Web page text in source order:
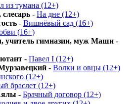
из тумана (12+)
- На дне (12+)
- Вишнёвый сад (16+)
(16+)
учитель гимназии, муж Маши -
- Павел I (12+)
- Волки и овцы (12+)
(12+)
браслет (12+)
- Брачный договор (12+)